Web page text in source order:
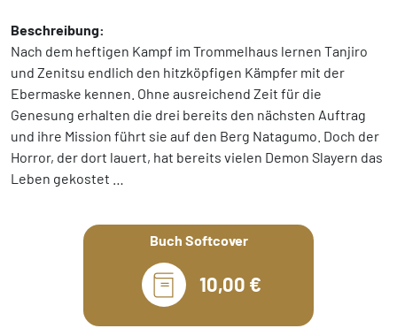
Beschreibung:
Nach dem heftigen Kampf im Trommelhaus lernen Tanjiro
und Zenitsu endlich den hitzköpfigen Kämpfer mit der
Ebermaske kennen. Ohne ausreichend Zeit für die
Genesung erhalten die drei bereits den nächsten Auftrag
und ihre Mission führt sie auf den Berg Natagumo. Doch der
Horror, der dort lauert, hat bereits vielen Demon Slayern das
Leben gekostet …
Buch Softcover
10,00 €